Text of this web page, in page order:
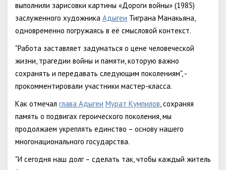
выполнили зарисовки картины «Дороги войны» (1985)
заслуженного художника Адыгеи Тиграна Манакьяна,
одновременно погружаясь в её смысловой контекст.
"Работа заставляет задуматься о цене человеческой
жизни, трагедии войны и памяти, которую важно
сохранять и передавать следующим поколениям", -
прокомментировали участники мастер-класса.
Как отмечал глава Адыгеи Мурат Кумпилов, сохраняя
память о подвигах героического поколения, мы
продолжаем укреплять единство – основу нашего
многонационального государства.
"И сегодня наш долг – сделать так, чтобы каждый житель